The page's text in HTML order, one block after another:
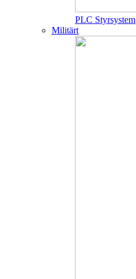
PLC Styrsystem
Militärt